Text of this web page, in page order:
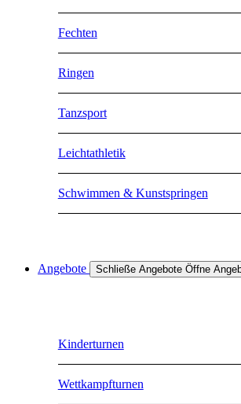
Fechten
Ringen
Tanzsport
Leichtathletik
Schwimmen & Kunstspringen
Angebote Schließe Angebote Öffne
Kinderturnen
Wettkampfturnen